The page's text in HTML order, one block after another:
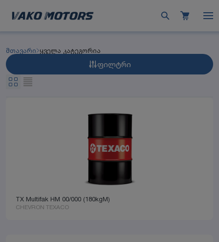
მთავარი ყველა კატეგორია
ფილტრი
TX Multifak HM 00/000 (180kgM)
CHEVRON TEXACO